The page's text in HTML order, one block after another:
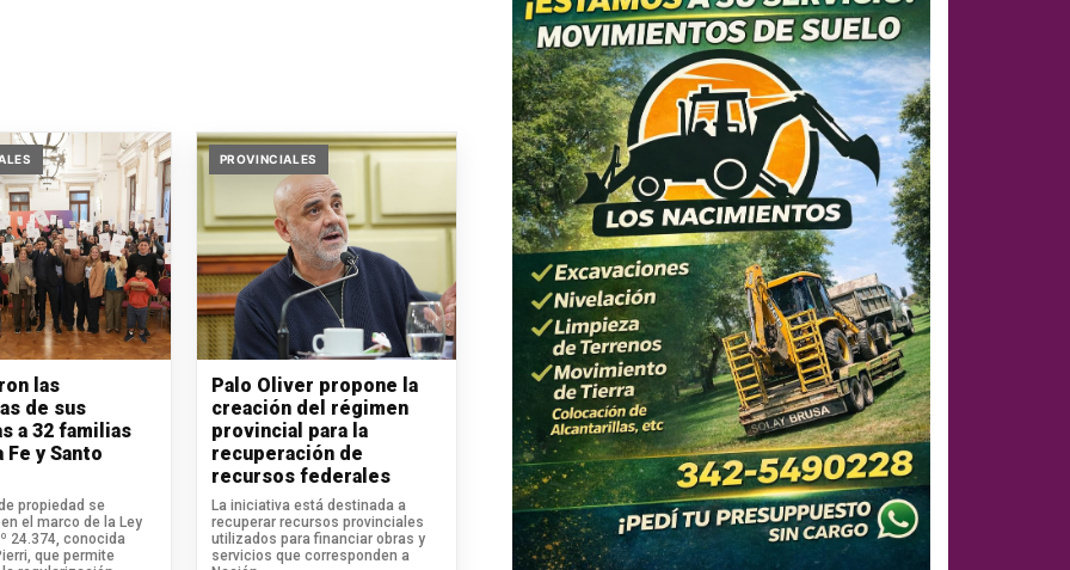
las
de sus
a 32 familias
Fe y Santo
propiedad se
el marco de la Ley
24.374, conocida
que permite
PROVINCIALES
Palo Oliver propone la
creación del régimen
provincial para la
recuperación de
recursos federales
La iniciativa está destinada a
recuperar recursos provinciales
utilizados para financiar obras y
servicios que corresponden a